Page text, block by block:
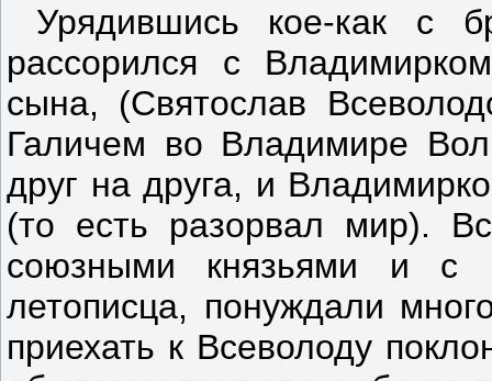
Урядившись кое-как с
рассорился с
сына, (Святослав
Галичем во Владимире
друг на друга, и
(то есть разорвал мир).
союзными князьями и с
летописца, понуждали
приехать к Всеволоду